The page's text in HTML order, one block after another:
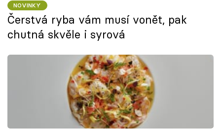
NOVINKY
Čerstvá ryba vám musí vonět, pak
chutná skvěle i syrová